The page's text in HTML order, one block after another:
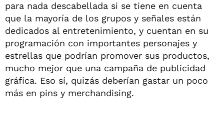
para nada descabellada si se tiene en cuenta
que la mayoría de los grupos y señales están
dedicados al entretenimiento, y cuentan en su
programación con importantes personajes y
estrellas que podrían promover sus productos,
mucho mejor que una campaña de publicidad
gráfica. Eso sí, quizás deberían gastar un poco
más en pins y merchandising.